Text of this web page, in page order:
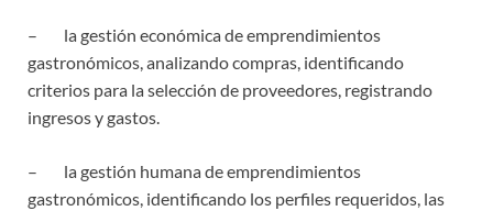
– la gestión económica de emprendimientos
gastronómicos, analizando compras, identificando
criterios para la selección de proveedores, registrando
ingresos y gastos.
– la gestión humana de emprendimientos
gastronómicos, identificando los perfiles requeridos, las